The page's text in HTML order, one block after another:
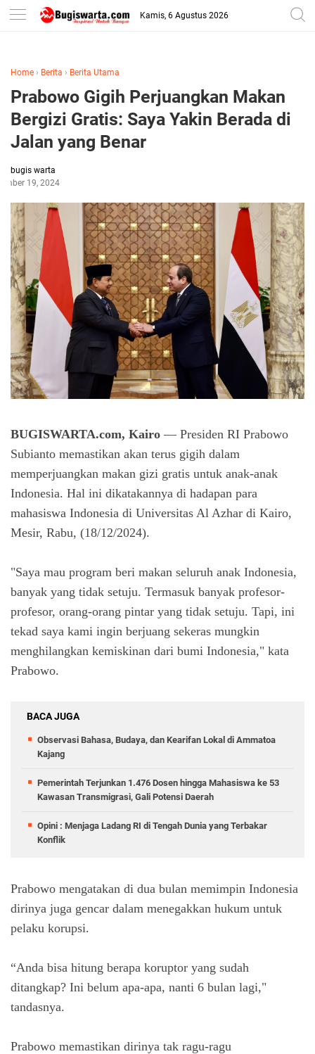
-->
Kamis, 6 Agustus 2026
Home › Berita › Berita Utama
Prabowo Gigih Perjuangkan Makan
Bergizi Gratis: Saya Yakin Berada di
Jalan yang Benar
bugis warta
19, 2024
BUGISWARTA.com, Kairo — Presiden RI Prabowo
Subianto memastikan akan terus gigih dalam
memperjuangkan makan gizi gratis untuk anak-anak
Indonesia. Hal ini dikatakannya di hadapan para
mahasiswa Indonesia di Universitas Al Azhar di Kairo,
Mesir, Rabu, (18/12/2024).
"Saya mau program beri makan seluruh anak Indonesia,
banyak yang tidak setuju. Termasuk banyak profesor-
profesor, orang-orang pintar yang tidak setuju. Tapi, ini
tekad saya kami ingin berjuang sekeras mungkin
menghilangkan kemiskinan dari bumi Indonesia," kata
Prabowo.
BACA JUGA
Observasi Bahasa, Budaya, dan Kearifan Lokal di Ammatoa
Kajang
Pemerintah Terjunkan 1.476 Dosen hingga Mahasiswa ke 53
Kawasan Transmigrasi, Gali Potensi Daerah
Opini : Menjaga Ladang RI di Tengah Dunia yang Terbakar
Konflik
Prabowo mengatakan di dua bulan memimpin Indonesia
dirinya juga gencar dalam menegakkan hukum untuk
pelaku korupsi.
“Anda bisa hitung berapa koruptor yang sudah
ditangkap? Ini belum apa-apa, nanti 6 bulan lagi,"
tandasnya.
Prabowo memastikan dirinya tak ragu-ragu